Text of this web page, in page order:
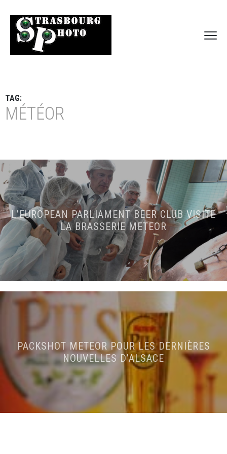
TAG:
MÉTÉOR
L’EUROPEAN PARLIAMENT BEER CLUB VISITE
LA BRASSERIE METEOR
PACKSHOT METEOR POUR LES DERNIÈRES
NOUVELLES D’ALSACE